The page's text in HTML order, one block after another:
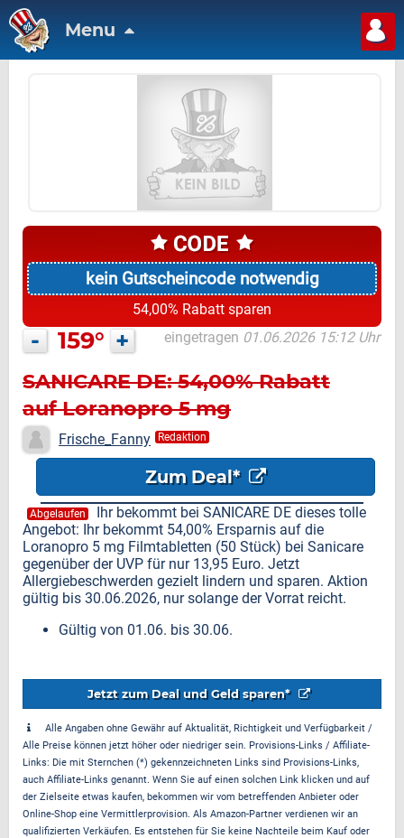
Menu
kein Gutscheincode notwendig
54,00% Rabatt sparen
- 159° + eingetragen 01.06.2026 15:12 Uhr
SANICARE DE: 54,00% Rabatt
auf Loranopro 5 mg
Filmtabletten (50 Stück)
Frische_Fanny Redaktion
Zum Deal*
Abgelaufen
Ihr bekommt bei SANICARE DE dieses tolle
Angebot: Ihr bekommt 54,00% Ersparnis auf die
Loranopro 5 mg Filmtabletten (50 Stück) bei Sanicare
gegenüber der UVP für nur 13,95 Euro. Jetzt
Allergiebeschwerden gezielt lindern und sparen. Aktion
gültig bis 30.06.2026, nur solange der Vorrat reicht.
Gültig von 01.06. bis 30.06.
Jetzt zum Deal und Geld sparen*
Alle Angaben ohne Gewähr auf Aktualität, Richtigkeit und Verfügbarkeit /
Alle Preise können jetzt höher oder niedriger sein. Provisions-Links / Affiliate-
Links: Die mit Sternchen (*) gekennzeichneten Links sind Provisions-Links,
auch Affiliate-Links genannt. Wenn Sie auf einen solchen Link klicken und auf
der Zielseite etwas kaufen, bekommen wir vom betreffenden Anbieter oder
Online-Shop eine Vermittlerprovision. Als Amazon-Partner verdienen wir an
qualifizierten Verkäufen. Es entstehen für Sie keine Nachteile beim Kauf oder